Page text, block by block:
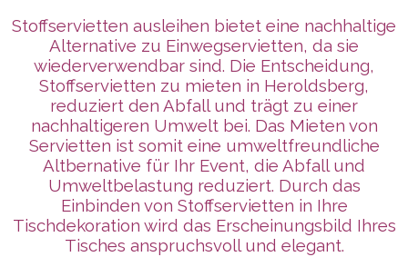
Stoffservietten ausleihen bietet eine nachhaltige
Alternative zu Einwegservietten, da sie
wiederverwendbar sind. Die Entscheidung,
Stoffservietten zu mieten in Heroldsberg,
reduziert den Abfall und trägt zu einer
nachhaltigeren Umwelt bei. Das Mieten von
Servietten ist somit eine umweltfreundliche
Altbernative für Ihr Event, die Abfall und
Umweltbelastung reduziert. Durch das
Einbinden von Stoffservietten in Ihre
Tischdekoration wird das Erscheinungsbild Ihres
Tisches anspruchsvoll und elegant.